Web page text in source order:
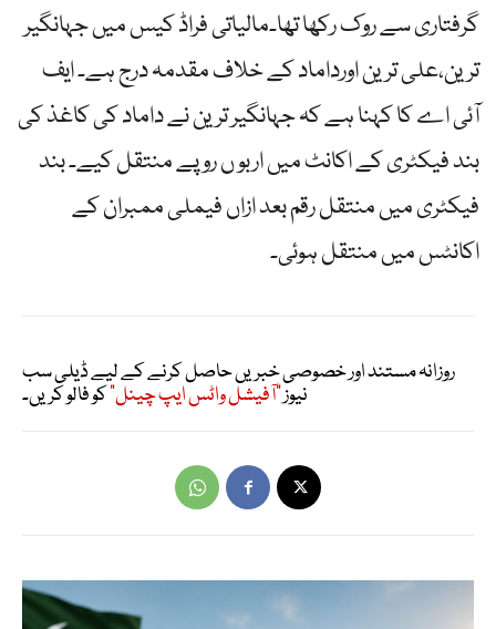
گرفتاری سے روک رکھا تھا۔مالیاتی فراڈ کیس میں جہانگیر
ترین،علی ترین اورداماد کے خلاف مقدمہ درج ہے۔ ایف
آئی اے کا کہنا ہے کہ جہانگیر ترین نے داماد کی کاغذ کی
بند فیکٹری کے اکانٹ میں اربو ں روپے منتقل کیے۔ بند
فیکٹری میں منتقل رقم بعد ازاں فیملی ممبران کے
اکانٹس میں منتقل ہوئی۔
روزانہ مستند اور خصوصی خبریں حاصل کرنے کے لیے ڈیلی سب
نیوز"آفیشل واٹس ایپ چینل"کو فالو کریں۔